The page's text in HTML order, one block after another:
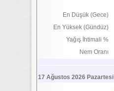
En Düşük (Gece)
En Yüksek (Gündüz)
Yağış İhtimali %
Nem Oranı
17 Ağustos 2026 Pazartesi